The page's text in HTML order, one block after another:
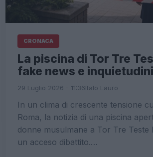
CRONACA
La piscina di Tor Tre
fake news e
29 Luglio 2026 - 11:36Italo Lauro
In un clima di crescente tensione
Roma, la notizia di una piscina
donne musulmane a Tor Tre Teste
un acceso dibattito.…